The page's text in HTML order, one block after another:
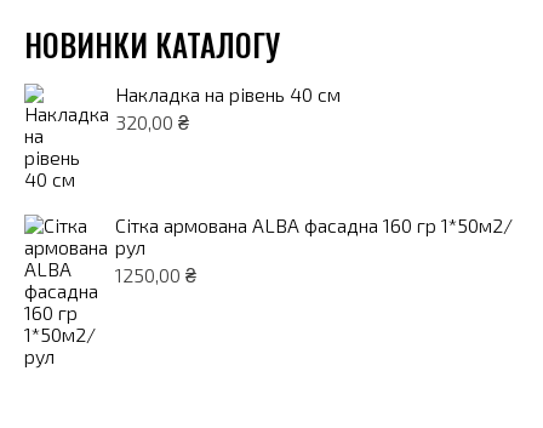
НОВИНКИ КАТАЛОГУ
Накладка на рівень 40 см
320,00 ₴
Сітка армована ALBA фасадна 160 гр 1*50м2/
рул
1250,00 ₴